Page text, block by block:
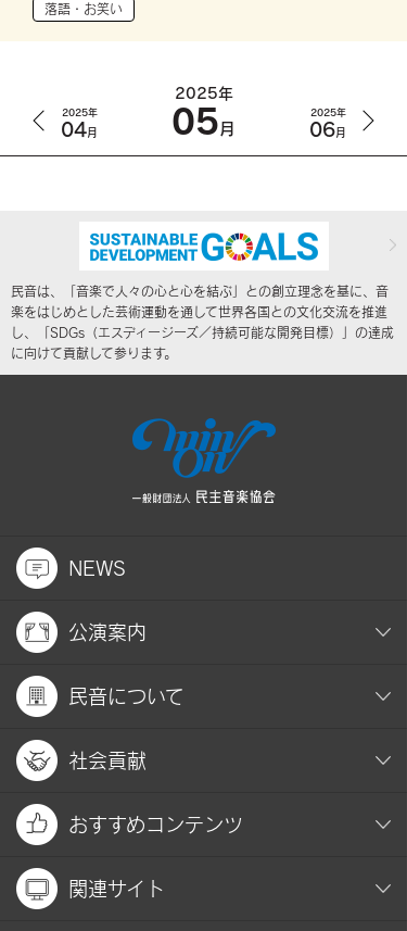
落語・お笑い
2025年
04月
2025年
05月
2025年
06月
民音は、「音楽で人々の心と心を結ぶ」との創立理念を基に、音
楽をはじめとした芸術運動を通して世界各国との文化交流を推進
し、「SDGs（エスディージーズ／持続可能な開発目標）」の達成
に向けて貢献して参ります。
NEWS
公演案内
民音について
社会貢献
おすすめコンテンツ
関連サイト